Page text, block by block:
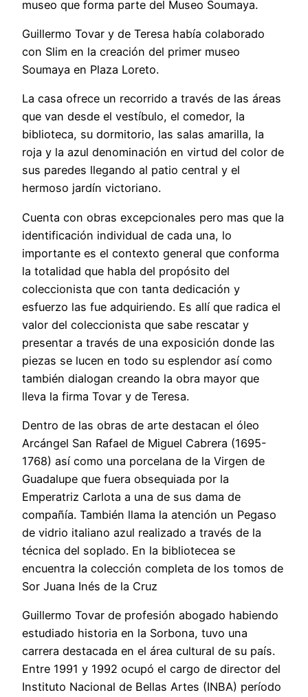
museo que forma parte del Museo Soumaya.
Guillermo Tovar y de Teresa había colaborado
con Slim en la creación del primer museo
Soumaya en Plaza Loreto.
La casa ofrece un recorrido a través de las áreas
que van desde el vestíbulo, el comedor, la
biblioteca, su dormitorio, las salas amarilla, la
roja y la azul denominación en virtud del color de
sus paredes llegando al patio central y el
hermoso jardín victoriano.
Cuenta con obras excepcionales pero mas que la
identificación individual de cada una, lo
importante es el contexto general que conforma
la totalidad que habla del propósito del
coleccionista que con tanta dedicación y
esfuerzo las fue adquiriendo. Es allí que radica el
valor del coleccionista que sabe rescatar y
presentar a través de una exposición donde las
piezas se lucen en todo su esplendor así como
también dialogan creando la obra mayor que
lleva la firma Tovar y de Teresa.
Dentro de las obras de arte destacan el óleo
Arcángel San Rafael de Miguel Cabrera (1695-
1768) así como una porcelana de la Virgen de
Guadalupe que fuera obsequiada por la
Emperatriz Carlota a una de sus dama de
compañía. También llama la atención un Pegaso
de vidrio italiano azul realizado a través de la
técnica del soplado. En la bibliotecea se
encuentra la colección completa de los tomos de
Sor Juana Inés de la Cruz
Guillermo Tovar de profesión abogado habiendo
estudiado historia en la Sorbona, tuvo una
carrera destacada en el área cultural de su país.
Entre 1991 y 1992 ocupó el cargo de director del
Instituto Nacional de Bellas Artes (INBA) período